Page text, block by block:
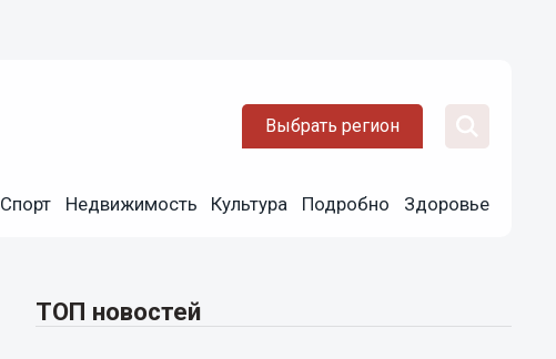
Выбрать регион
Спорт Недвижимость Культура Подробно Здоровье
ТОП новостей